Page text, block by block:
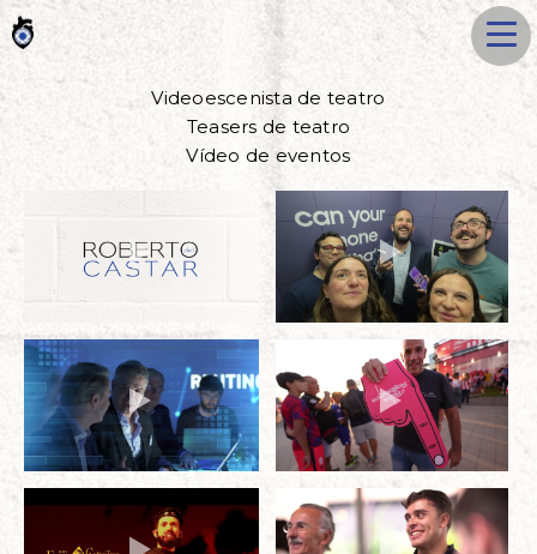
Videoescenista de teatro
Teasers de teatro
Vídeo de eventos